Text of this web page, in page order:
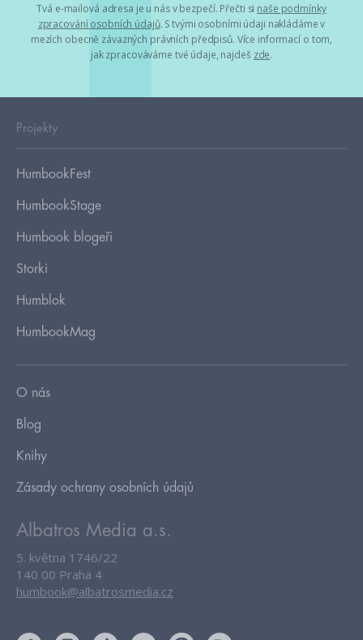
Tvá e-mailová adresa je u nás v bezpečí. Přečti si naše podmínky
zpracování osobních údajů. S tvými osobními údaji nakládáme v
mezích obecně závazných právních předpisů. Více informací o tom,
jak zpracováváme tvé údaje, najdeš zde.
Projekty
HumbookFest
HumbookStage
Humbook blogeři
Storki
Humblok
HumbookMag
O nás
Blog
Knihy
Zásady ochrany osobních údajů
Albatros Media a.s.
5. května 1746/22
140 00 Praha 4
humbook@albatrosmedia.cz